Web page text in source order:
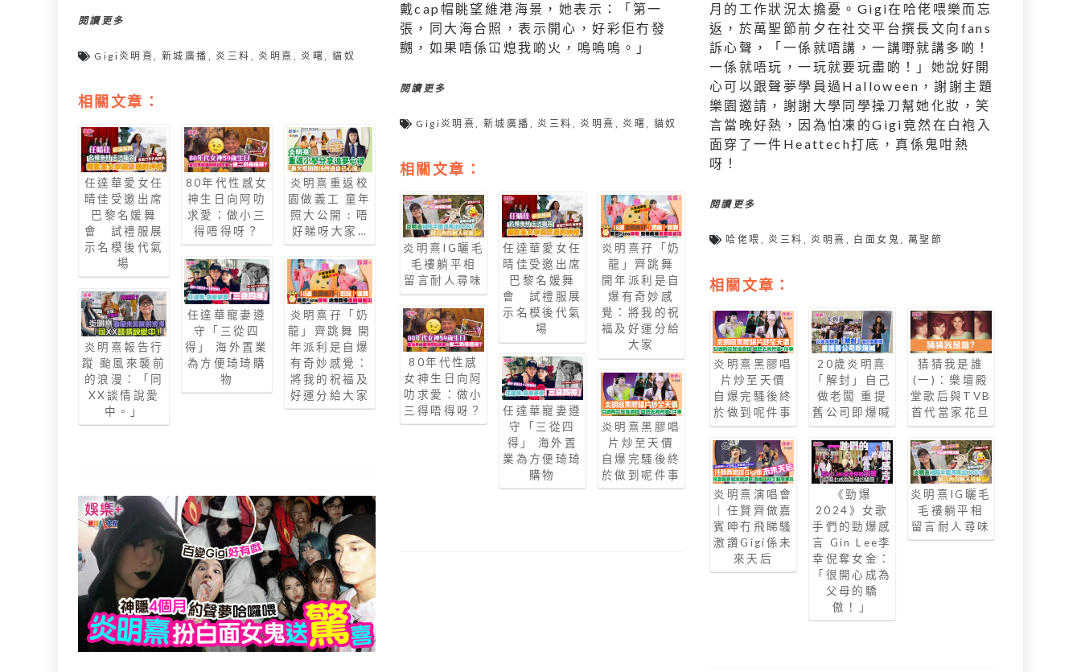
閱讀更多
Gigi炎明熹,新城廣播 , 炎三料 , 炎明熹 , 炎曙,貓奴
相關文章：
任達華愛女任
晴佳受邀出席
巴黎名媛舞
會 試禮服展
示名模後代氣
場
炎明熹報告行
蹤 颱風來襲前
的浪漫：「同
XX談情說愛
中。」
80年代性感女
神生日向阿叻
求愛：做小三
得唔得呀？
任達華寵妻遵
守「三從四
得」 海外置業
為方便琦琦購
物
炎明熹重返校
園做義工 童年
照大公開 : 唔
好睇呀大家…
炎明熹孖「奶
龍」齊跳舞 開
年派利是自爆
有奇妙感覺：
將我的祝福及
好運分給大家
戴cap帽眺望維港海景，她表示：「第一
張，同大海合照，表示開心，好彩佢冇發
嬲，如果唔係冚熄我啲火，嗚嗚嗚。」
閱讀更多
Gigi炎明熹, 新城廣播 , 炎三料 , 炎明熹 , 炎曙,貓奴
相關文章：
炎明熹IG曬毛
毛褸躺平相
留言耐人尋味
80年代性感
女神生日向阿
叻求愛：做小
三得唔得呀？
任達華愛女任
晴佳受邀出席
巴黎名媛舞
會 試禮服展
示名模後代氣
場
任達華寵妻遵
守「三從四
得」 海外置
業為方便琦琦
購物
炎明熹孖「奶
龍」齊跳舞
開年派利是自
爆有奇妙感
覺：將我的祝
福及好運分給
大家
炎明熹黑膠唱
片炒至天價
自爆完騷後終
於做到呢件事
月的工作狀況太擔憂。Gigi在哈佬喂樂而忘
返，於萬聖節前夕在社交平台撰長文向fans
訴心聲，「一係就唔講，一講嘢就講多啲！
一係就唔玩，一玩就要玩盡啲！」她說好開
心可以跟聲夢學員過Halloween，謝謝主題
樂園邀請，謝謝大學同學操刀幫她化妝，笑
言當晚好熱，因為怕凍的Gigi竟然在白袍入
面穿了一件Heattech打底，真係鬼咁熱
呀！
閱讀更多
哈佬喂 , 炎三料 , 炎明熹 , 白面女鬼, 萬聖節
相關文章：
炎明熹黑膠唱
片炒至天價
自爆完騷後終
於做到呢件事
炎明熹演唱會
｜任賢齊做嘉
賓呻冇飛睇騷
激讚Gigi係未
來天后
20歲炎明熹
「解封」自己
做老闆 重提
舊公司即爆喊
《勁爆
2024》女歌
手們的勁爆感
言 Gin Lee李
幸倪奪女金：
「很開心成為
父母的驕
傲！」
猜猜我是誰
(一)：樂壇殿
堂歌后與TVB
首代當家花旦
炎明熹IG曬毛
毛褸躺平相
留言耐人尋味